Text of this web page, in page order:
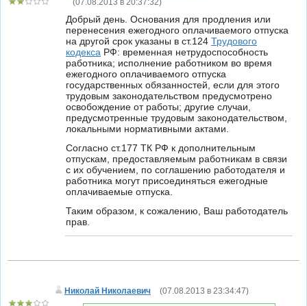
(07.08.2013 в 20:37:32)
Добрый день. Основания для продления или
перенесения ежегодного оплачиваемого отпуска
на другой срок указаны в ст.124 Трудового
кодекса РФ: временная нетрудоспособность
работника; исполнение работником во время
ежегодного оплачиваемого отпуска
государственных обязанностей, если для этого
трудовым законодательством предусмотрено
освобождение от работы; другие случаи,
предусмотренные трудовым законодательством,
локальными нормативными актами.
Согласно ст.177 ТК РФ к дополнительным
отпускам, предоставляемым работникам в связи
с их обучением, по соглашению работодателя и
работника могут присоединяться ежегодные
оплачиваемые отпуска.
Таким образом, к сожалению, Ваш работодатель
прав.
Николай Николаевич (07.08.2013 в 23:34:47)